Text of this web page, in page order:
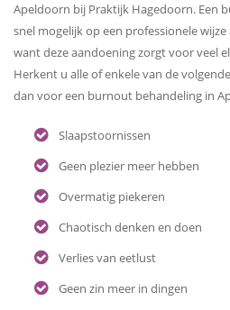
Apeldoorn bij Praktijk Hagedoorn. Een
snel mogelijk op een professionele
want deze aandoening zorgt voor veel
Herkent u alle of enkele van de
dan voor een burnout behandeling in
Slaapstoornissen
Geen plezier meer hebben
Overmatig piekeren
Chaotisch denken en doen
Verlies van eetlust
Geen zin meer in dingen